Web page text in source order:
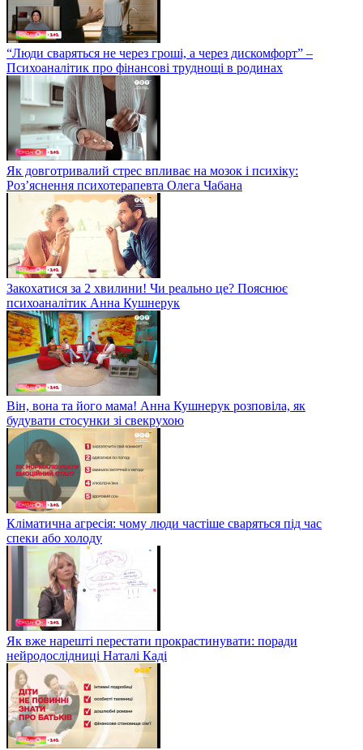
“Люди сваряться не через гроші, а через дискомфорт” –
Психоаналітик про фінансові труднощі в родинах
Як довготривалий стрес впливає на мозок і психіку:
Роз’яснення психотерапевта Олега Чабана
Закохатися за 2 хвилини! Чи реально це? Пояснює
психоаналітик Анна Кушнерук
Він, вона та його мама! Анна Кушнерук розповіла, як
будувати стосунки зі свекрухою
Кліматична агресія: чому люди частіше сваряться під час
спеки або холоду
Як вже нарешті перестати прокрастинувати: поради
нейродослідниці Наталі Каді